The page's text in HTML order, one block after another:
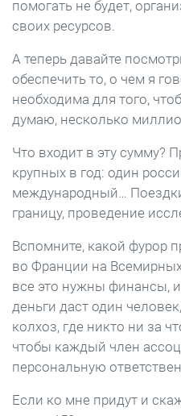
помогать не будет,
своих ресурсов.
А теперь давайте
обеспечить то, о чем я
необходима для того,
думаю, несколько
Что входит в эту сумму?
крупных в год: один
международный…
границу, проведение
Вспомните, какой фурор
во Франции на
все это нужны финансы,
деньги даст один
колхоз, где никто ни за
чтобы каждый член
персональную
Если ко мне придут и